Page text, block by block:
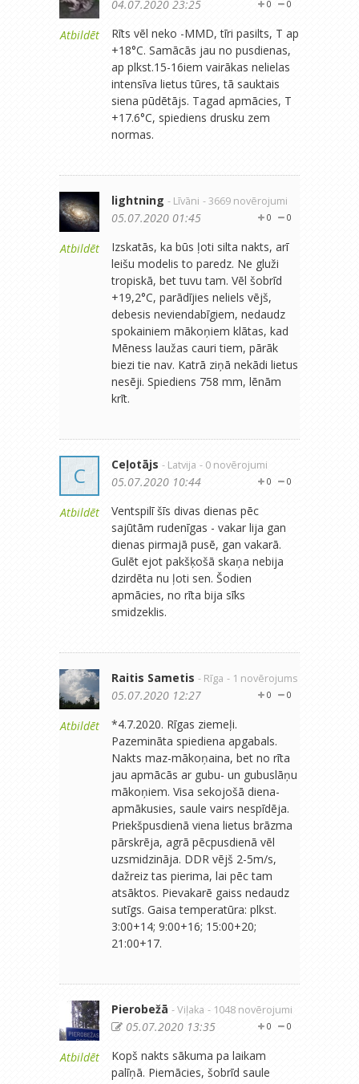
Atbildēt
0
0
04.07.2020 23:25
Rīts vēl neko -MMD, tīri pasilts, T ap
+18°C. Samācās jau no pusdienas,
ap plkst.15-16iem vairākas nelielas
intensīva lietus tūres, tā sauktais
siena pūdētājs. Tagad apmācies, T
+17.6°C, spiediens drusku zem
normas.
Atbildēt
lightning - Līvāni - 3669 novērojumi
0
0
05.07.2020 01:45
Izskatās, ka būs ļoti silta nakts, arī
leišu modelis to paredz. Ne gluži
tropiskā, bet tuvu tam. Vēl šobrīd
+19,2°C, parādījies neliels vējš,
debesis neviendabīgiem, nedaudz
spokainiem mākoņiem klātas, kad
Mēness laužas cauri tiem, pārāk
biezi tie nav. Katrā ziņā nekādi lietus
nesēji. Spiediens 758 mm, lēnām
krīt.
C
Atbildēt
Ceļotājs - Latvija - 0 novērojumi
0
0
05.07.2020 10:44
Ventspilī šīs divas dienas pēc
sajūtām rudenīgas - vakar lija gan
dienas pirmajā pusē, gan vakarā.
Gulēt ejot pakšķošā skaņa nebija
dzirdēta nu ļoti sen. Šodien
apmācies, no rīta bija sīks
smidzeklis.
Atbildēt
Raitis Sametis - Rīga - 1 novērojums
0
0
05.07.2020 12:27
*4.7.2020. Rīgas ziemeļi.
Pazemināta spiediena apgabals.
Nakts maz-mākoņaina, bet no rīta
jau apmācās ar gubu- un gubuslāņu
mākoņiem. Visa sekojošā diena-
apmākusies, saule vairs nespīdēja.
Priekšpusdienā viena lietus brāzma
pārskrēja, agrā pēcpusdienā vēl
uzsmidzināja. DDR vējš 2-5m/s,
dažreiz tas pierima, lai pēc tam
atsāktos. Pievakarē gaiss nedaudz
sutīgs. Gaisa temperatūra: plkst.
3:00+14; 9:00+16; 15:00+20;
21:00+17.
Atbildēt
Pierobežā - Viļaka - 1048 novērojumi
0
0
05.07.2020 13:35
Kopš nakts sākuma pa laikam
palīņā. Piemācies, šobrīd saule